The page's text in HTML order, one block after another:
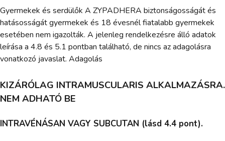
Gyermekek és serdülők A ZYPADHERA biztonságosságát és
hatásosságát gyermekek és 18 évesnél fiatalabb gyermekek
esetében nem igazolták. A jelenleg rendelkezésre álló adatok
leírása a 4.8 és 5.1 pontban található, de nincs az adagolásra
vonatkozó javaslat. Adagolás
KIZÁRÓLAG INTRAMUSCULARIS ALKALMAZÁSRA.
NEM ADHATÓ BE
INTRAVÉNÁSAN VAGY SUBCUTAN (lásd 4.4 pont).